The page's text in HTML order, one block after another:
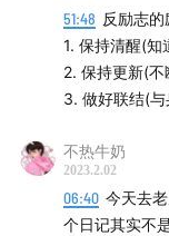
51:48 反励志
1. 保持清醒(知
2. 保持更新(
3. 做好联结(与
不热牛奶
2023.2.02
06:40 今天去
个日记其实不